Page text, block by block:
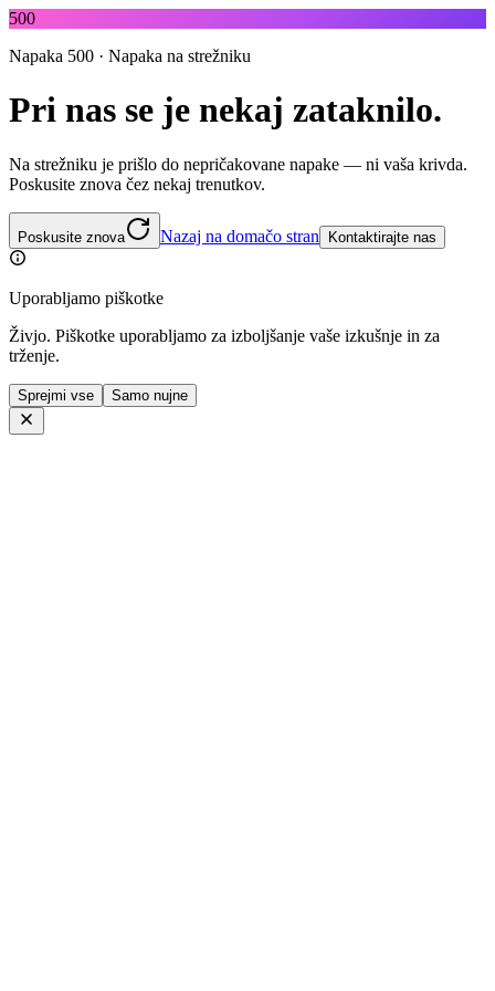
500
Napaka 500 · Napaka na strežniku
Pri nas se je nekaj zataknilo.
Na strežniku je prišlo do nepričakovane napake — ni vaša krivda.
Poskusite znova čez nekaj trenutkov.
Poskusite znova Nazaj na domačo stran Kontaktirajte nas
Uporabljamo piškotke
Živjo. Piškotke uporabljamo za izboljšanje vaše izkušnje in za
trženje.
Sprejmi vse Samo nujne